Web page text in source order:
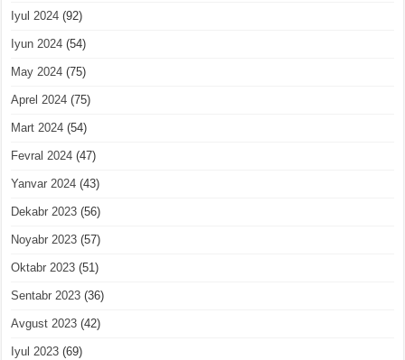
Iyul 2024 (92)
Iyun 2024 (54)
May 2024 (75)
Aprel 2024 (75)
Mart 2024 (54)
Fevral 2024 (47)
Yanvar 2024 (43)
Dekabr 2023 (56)
Noyabr 2023 (57)
Oktabr 2023 (51)
Sentabr 2023 (36)
Avgust 2023 (42)
Iyul 2023 (69)